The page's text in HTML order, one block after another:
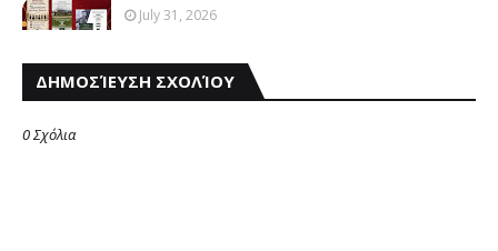
July 31, 2026
ΔΗΜΟΣΊΕΥΣΗ ΣΧΟΛΊΟΥ
0 Σχόλια